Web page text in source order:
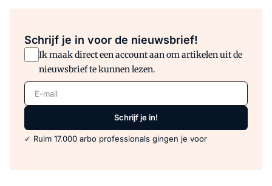
Schrijf je in voor de nieuwsbrief!
Ik maak direct een account aan om artikelen uit de
nieuwsbrief te kunnen lezen.
E-mail
Schrijf je in!
✓ Ruim 17.000 arbo professionals gingen je voor